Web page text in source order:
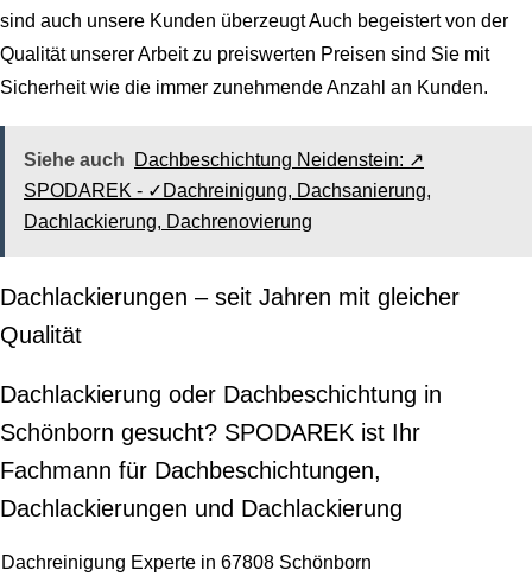
sind auch unsere Kunden überzeugt Auch begeistert von der
Qualität unserer Arbeit zu preiswerten Preisen sind Sie mit
Sicherheit wie die immer zunehmende Anzahl an Kunden.
Siehe auch
Dachbeschichtung Neidenstein: ↗️
SPODAREK - ✓Dachreinigung, Dachsanierung,
Dachlackierung, Dachrenovierung
Dachlackierungen – seit Jahren mit gleicher
Qualität
Dachlackierung oder Dachbeschichtung in
Schönborn gesucht? SPODAREK ist Ihr
Fachmann für Dachbeschichtungen,
Dachlackierungen und Dachlackierung
Dachreinigung Experte in 67808 Schönborn